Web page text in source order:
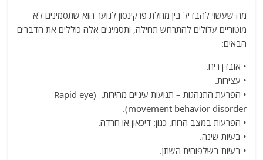
מה שעשוי להבדיל בין מחלת פרקינסון לנוער הוא שתסמינים לא
מוטוריים עלולים להתרחש תחילה, ותסמינים אלה כוללים את הדברים
הבאים:
• אובדן ריח.
• עצירות.
• הפרעת התנהגות – תנועות עיניים מהירות. (Rapid eye
movement behavior disorder).
• הפרעות במצב הרוח, כגון: דיכאון או חרדה.
• בעיות שינה.
• בעיות בשלפוחית ​​השתן.